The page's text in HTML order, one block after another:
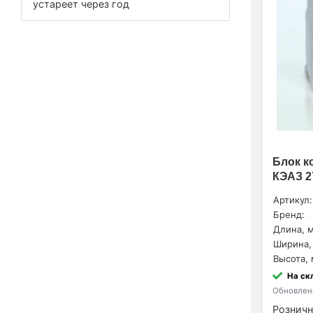
Блок
КЭАЗ
Артикул:
Бренд:
Длина,
Высота,
На
ABB (2)
устареет через год